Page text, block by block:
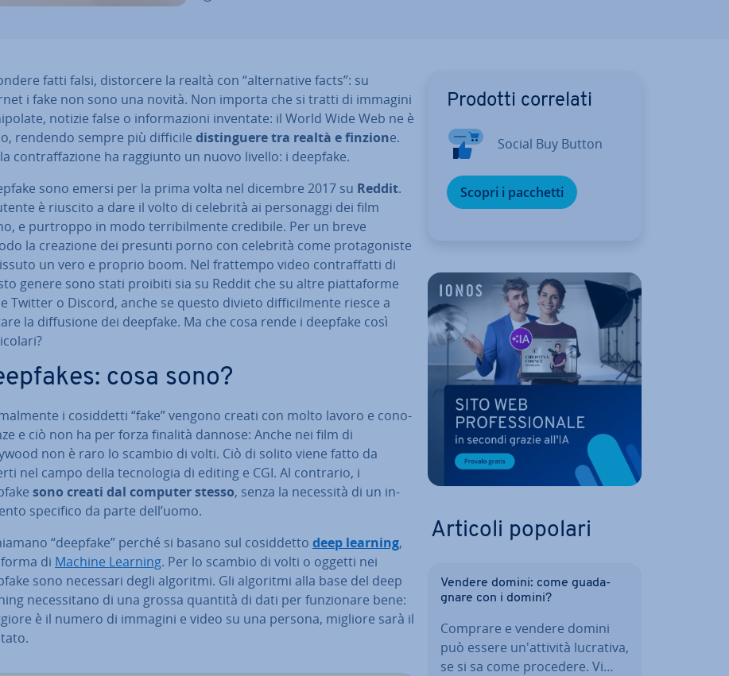
fatti falsi, di­stor­ce­re la realtà con “al­ter­na­ti­ve facts”: su
i fake non sono una novità. Non importa che si tratti di immagini
notizie false o in­for­ma­zio­ni inventate: il World Wide Web ne è
rendendo sempre più difficile di­stin­gue­re tra realtà e finzione.
con­traf­fa­zio­ne ha raggiunto un nuovo livello: i deepfake.
sono emersi per la prima volta nel dicembre 2017 su Reddit.
è riuscito a dare il volto di celebrità ai per­so­nag­gi dei film
e purtroppo in modo ter­ri­bil­men­te credibile. Per un breve
la creazione dei presunti porno con celebrità come pro­ta­go­ni­ste
un vero e proprio boom. Nel frattempo video con­traf­fat­ti di
genere sono stati proibiti sia su Reddit che su altre piat­ta­for­me
Twitter o Discord, anche se questo divieto dif­fi­cil­men­te riesce a
la dif­fu­sio­ne dei deepfake. Ma che cosa rende i deepfake così
cosa sono?
i co­sid­det­ti “fake” vengono creati con molto lavoro e co­no­
e ciò non ha per forza finalità dannose: Anche nei film di
non è raro lo scambio di volti. Ciò di solito viene fatto da
nel campo della tec­no­lo­gia di editing e CGI. Al contrario, i
sono creati dal computer stesso, senza la necessità di un in­
specifico da parte dell’uomo.
“deepfake” perché si basano sul co­sid­det­to deep learning,
di Machine Learning. Per lo scambio di volti o oggetti nei
sono necessari degli algoritmi. Gli algoritmi alla base del deep
ne­ces­si­ta­no di una grossa quantità di dati per fun­zio­na­re bene:
è il numero di immagini e video su una persona, migliore sarà il
Prodotti correlati
Social Buy Button
Scopri i pacchetti
Articoli popolari
Vendere domini: come gua­da­
gna­re con i domini?
Comprare e vendere domini
può essere un'at­ti­vi­tà lucrativa,
se si sa come procedere. Vi…